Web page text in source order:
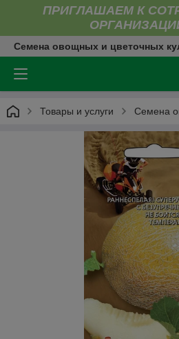
ПРИГЛАШАЕМ К
Семена овощных и цветочных
Товары и услуги Семена